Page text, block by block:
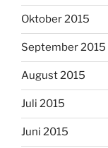
Oktober 2015
September 2015
August 2015
Juli 2015
Juni 2015